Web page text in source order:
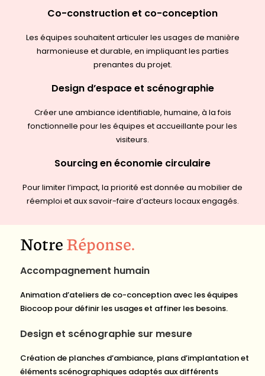
Co-construction et co-conception
Les équipes souhaitent articuler les usages de manière
harmonieuse et durable, en impliquant les parties
prenantes du projet.
Design d’espace et scénographie
Créer une ambiance identifiable, humaine, à la fois
fonctionnelle pour les équipes et accueillante pour les
visiteurs.
Sourcing en économie circulaire
Pour limiter l’impact, la priorité est donnée au mobilier de
réemploi et aux savoir-faire d’acteurs locaux engagés.
NotreRéponse.
Accompagnement humain
Animation d’ateliers de co-conception avec les équipes
Biocoop pour définir les usages et affiner les besoins.
Design et scénographie sur mesure
Création de planches d’ambiance, plans d’implantation et
éléments scénographiques adaptés aux différents